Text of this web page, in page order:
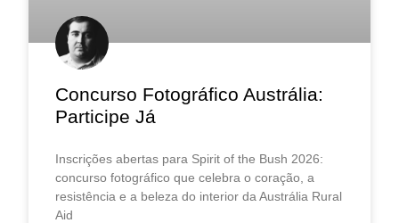
Concurso Fotográfico Austrália:
Participe Já
Inscrições abertas para Spirit of the Bush 2026:
concurso fotográfico que celebra o coração, a
resistência e a beleza do interior da Austrália Rural
Aid